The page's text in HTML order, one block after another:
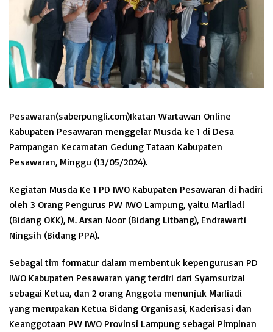
Pesawaran(saberpungli.com)Ikatan Wartawan Online
Kabupaten Pesawaran menggelar Musda ke 1 di Desa
Pampangan Kecamatan Gedung Tataan Kabupaten
Pesawaran, Minggu (13/05/2024).
Kegiatan Musda Ke 1 PD IWO Kabupaten Pesawaran di hadiri
oleh 3 Orang Pengurus PW IWO Lampung, yaitu Marliadi
(Bidang OKK), M. Arsan Noor (Bidang Litbang), Endrawarti
Ningsih (Bidang PPA).
Sebagai tim formatur dalam membentuk kepengurusan PD
IWO Kabupaten Pesawaran yang terdiri dari Syamsurizal
sebagai Ketua, dan 2 orang Anggota menunjuk Marliadi
yang merupakan Ketua Bidang Organisasi, Kaderisasi dan
Keanggotaan PW IWO Provinsi Lampung sebagai Pimpinan